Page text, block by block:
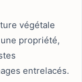
végétale
propriété,
entrelacés.